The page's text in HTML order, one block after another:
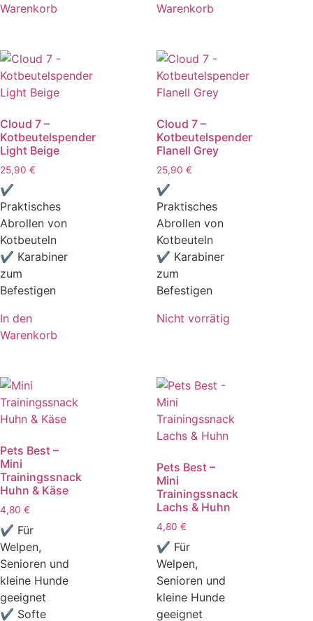
Warenkorb
Warenkorb
Cloud 7 –
Kotbeutelspender
Light Beige
25,90 €
✔
Praktisches
Abrollen von
Kotbeuteln
✔ Karabiner
zum
Befestigen
In den
Warenkorb
Cloud 7 –
Kotbeutelspender
Flanell Grey
25,90 €
✔
Praktisches
Abrollen von
Kotbeuteln
✔ Karabiner
zum
Befestigen
Nicht vorrätig
Pets Best –
Mini
Trainingssnack
Huhn & Käse
4,80 €
✔ Für
Welpen,
Senioren und
kleine Hunde
geeignet
✔ Softe
Pets Best –
Mini
Trainingssnack
Lachs & Huhn
4,80 €
✔ Für
Welpen,
Senioren und
kleine Hunde
geeignet